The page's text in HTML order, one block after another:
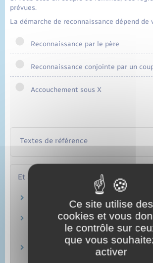
prévues.
La démarche de reconnaissance dépend
Reconnaissance par le père
Reconnaissance conjointe par un
Accouchement sous X
Textes de référence
Et aussi
Déclaration de naissance
Famille – Scolarité
Reconnaissance d'un enfant
marié) : démarche
Famille – Scolarité
Reconnaissance conjointe d'un
couple de femmes
Ce site utilise des
cookies et vous
le contrôle sur
que vous
activer